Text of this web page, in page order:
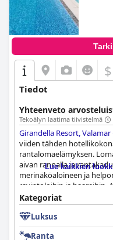
$
Tiedot
Yhteenveto
Tekoälyn laatima tiivistelmä
Girandella Resort,
viiden tähden
rantalomaelämyksen.
aivan rannalla ja
merinäköaloineen ja
ravintoloihin ja baareihin.
ja tarjoavat runsaan
henkilökunta on
tilavia ja hyvin hoidettuja,
Lue kaikkien
Kategoriat
Luksus
Ranta